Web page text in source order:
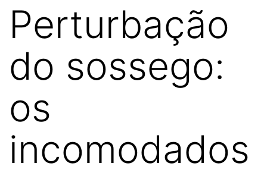
Perturbação
do sossego:
os
incomodados